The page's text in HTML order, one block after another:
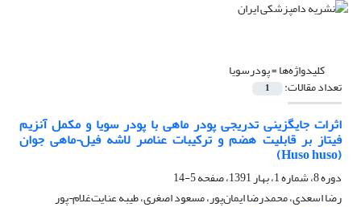
کلیدواژه‌ها =پودرسویا
تعداد مقالات: 1
اثرات جایگزینی تدریجی پودر ماهی با پودر سویا و مکمل آنزیم
فیتاز بر قابلیت هضم و ترکیبات عناصر لاشه فیل¬ماهی جوان
(Huso huso)
دوره 8، شماره 1، بهار 1391، صفحه
5-14
رضا اسعدی، محمدرضا ایمان‌پور، مسعود اصغری، طیبه عنایت‌غلام¬پور